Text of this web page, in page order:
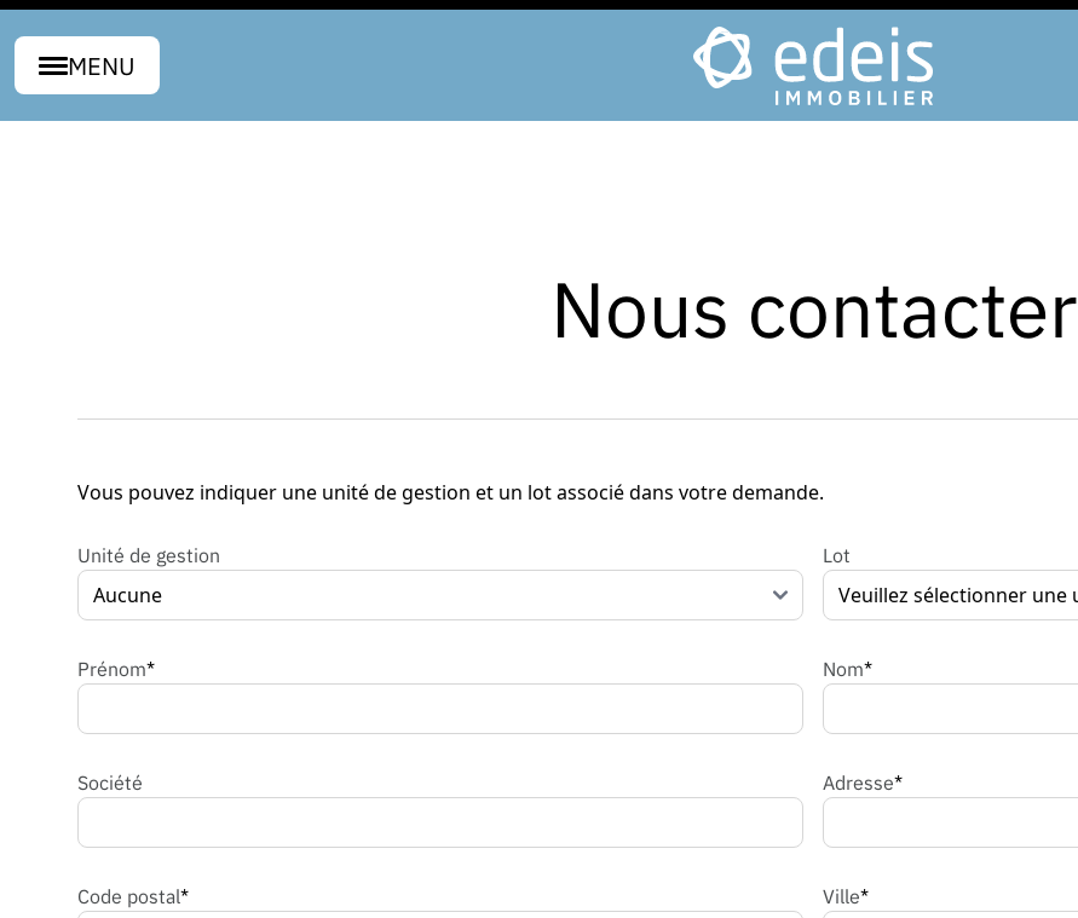
MENU
Nous contacter
Vous pouvez indiquer une unité de gestion et un lot associé dans votre demande.
Unité de gestion Lot
Prénom* Nom*
Société Adresse*
Code postal* Ville*